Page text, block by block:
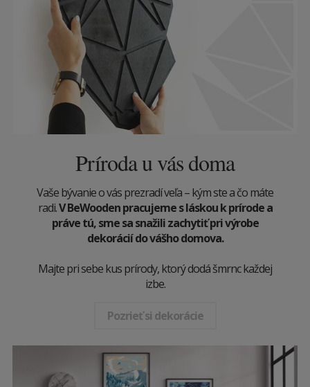
Príroda u vás doma
Vaše bývanie o vás prezradí veľa – kým ste a čo máte
radi.V BeWooden pracujeme s láskou k prírode a
práve tú, sme sa snažili zachytiť pri výrobe
dekorácií do vášho domova.
Majte pri sebe kus prírody, ktorý dodá šmrnc každej
izbe.
Pozrieť si dekorácie